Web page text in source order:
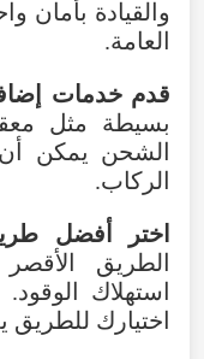
والقيادة بأمان
العامة.
قدم خدمات
بسيطة مثل معقم
الشحن يمكن
الركاب.
اختر أفضل
الطريق
استهلاك
اختيارك للطريق